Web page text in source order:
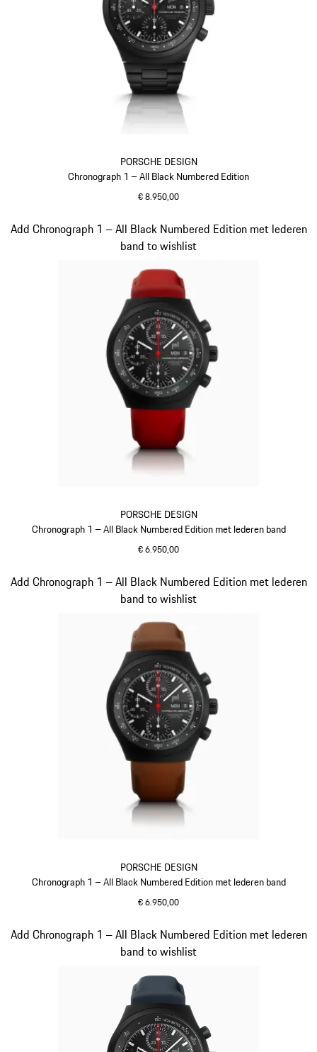
PORSCHE DESIGN
Chronograph 1 – All Black Numbered Edition
€ 8.950,00
PORSCHE DESIGN
Chronograph 1 – All Black Numbered Edition met lederen band
€ 6.950,00
Add Chronograph 1 – All Black Numbered Edition met lederen
band to wishlist
Dia 2 van 5
PORSCHE DESIGN
Chronograph 1 – All Black Numbered Edition met lederen band
€ 6.950,00
Add Chronograph 1 – All Black Numbered Edition met lederen
band to wishlist
Dia 3 van 5
Add Chronograph 1 – All Black Numbered Edition met lederen
band to wishlist
Dia 4 van 5